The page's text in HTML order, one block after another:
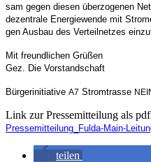
sam gegen die­sen über­zo­ge­nen
dezen­tra­le Ener­gie­wen­de mit
gen Aus­bau des Ver­teil­net­zes
Mit freund­li­chen Grüßen
Gez. Die Vorstandschaft
Bür­ger­initia­ti­ve A7 Strom­tras­se
Link zur Pres­se­mit­tei­lung als
Pressemitteilung_Fulda-Main-
tei­len